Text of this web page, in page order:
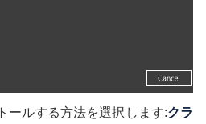
ールする方法を選択します:クラ